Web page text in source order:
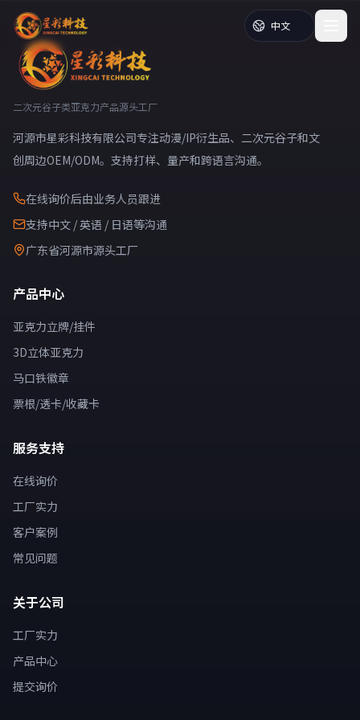
二次元谷子类亚克力产品源头工厂
河源市星彩科技有限公司专注动漫/IP衍生品、二次元谷子和文
创周边OEM/ODM。支持打样、量产和跨语言沟通。
在线询价后由业务人员跟进
支持中文 / 英语 / 日语等沟通
广东省河源市源头工厂
产品中心
亚克力立牌/挂件
3D立体亚克力
马口铁徽章
票根/透卡/收藏卡
服务支持
在线询价
工厂实力
客户案例
常见问题
关于公司
工厂实力
产品中心
提交询价